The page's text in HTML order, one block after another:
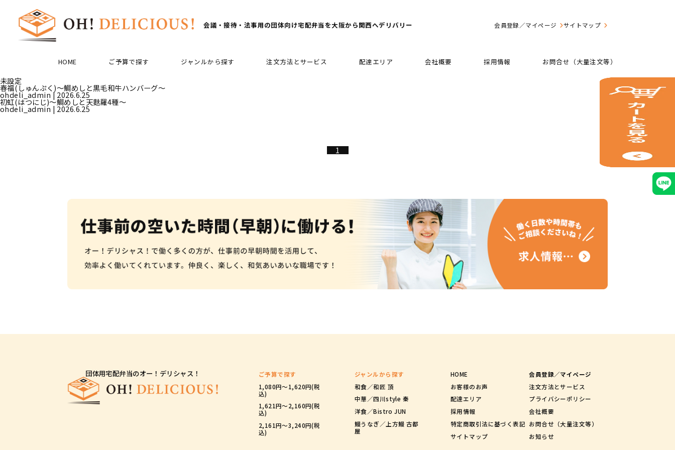
content 会議・接待・法事用の団体向け宅配弁当を大阪から関西へデリバリー 会員登録／マイページ サイトマップ
HOME ご予算で探す ジャンルから探す 注文方法とサービス 配達エリア 会社概要 採用情報 お問合せ（大量注文等）
未設定
春福(しゅんぷく)〜鯛めしと黒毛和牛ハンバーグ〜
ohdeli_admin |2026.6.25
初虹(はつにじ)〜鯛めしと天麩羅4種〜
ohdeli_admin |2026.6.25
1
団体用宅配弁当のオー！デリシャス！
ご予算で探す
1,080円〜1,620円(税
込)
1,621円～2,160円(税
込)
2,161円～3,240円(税
込)
ジャンルから探す
和食／和匠 頂
中華／四川style 秦
洋食／Bistro JUN
鰻うなぎ／上方鰻 古都
屋
HOME
会員登録／マイページ
お客様のお声
注文方法とサービス
配達エリア
プライバシーポリシー
採用情報
会社概要
特定商取引法に基づく表記 お問合せ（大量注文等）
サイトマップ
お知らせ